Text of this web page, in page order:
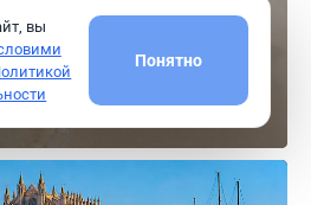
лучший пляж Испании (и
Европы)
вы
Понятно